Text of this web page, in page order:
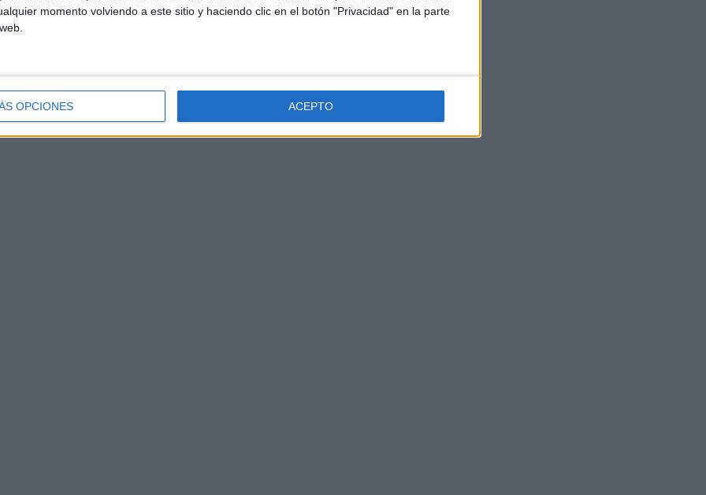
momento volviendo a este sitio y haciendo clic en el botón "Privacidad" en la parte
OPCIONES ACEPTO